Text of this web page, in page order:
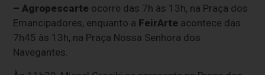
– Agropescarte ocorre das 7h às 13h, na Praça dos
Emancipadores, enquanto a FeirArte acontece das
7h45 às 13h, na Praça Nossa Senhora dos
Navegantes.